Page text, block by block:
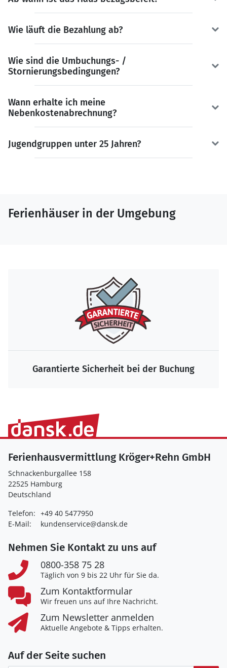
Wie läuft die Bezahlung ab?
Wie sind die Umbuchungs- /
Stornierungsbedingungen?
Wann erhalte ich meine
Nebenkostenabrechnung?
Jugendgruppen unter 25 Jahren?
Ferienhäuser in der Umgebung
Garantierte Sicherheit bei der Buchung
Ferienhausvermittlung Kröger+Rehn GmbH
Schnackenburgallee 158
22525 Hamburg
Deutschland
Telefon: +49 40 5477950
E-Mail:
kundenservice@dansk.de
Nehmen Sie Kontakt zu uns auf
0800-358 75 28
Täglich von 9 bis 22 Uhr für Sie da.
Zum Kontaktformular
Wir freuen uns auf Ihre Nachricht.
Zum Newsletter anmelden
Aktuelle Angebote & Tipps erhalten.
Auf der Seite suchen